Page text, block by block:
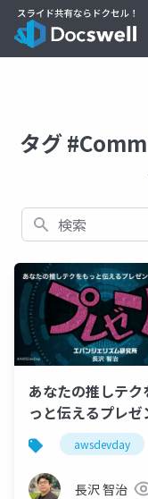
タグ
検索
あなたの推しテク
っと伝えるプレゼ
ーション術
#AWSDevDay
awsdevday
長沢 智治